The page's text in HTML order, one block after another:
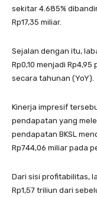
sekitar 4.685%
Rp17,35 miliar.
Sejalan dengan itu,
Rp0,10 menjadi
secara tahunan (YoY).
Kinerja impresif
pendapatan yang
pendapatan BKSL
Rp744,06 miliar pada
Dari sisi profitabilitas,
Rp1,57 triliun dari